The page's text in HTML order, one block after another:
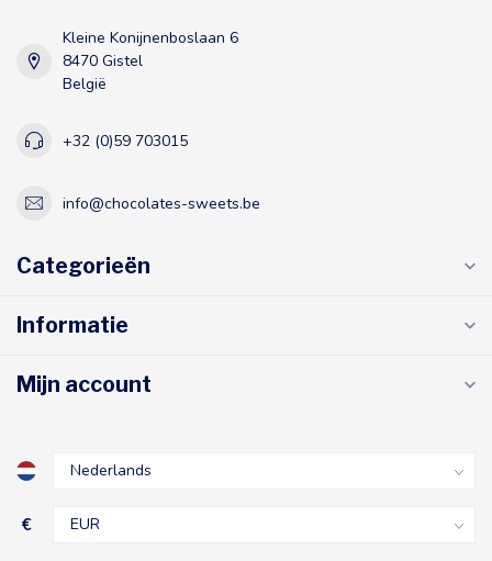
Kleine Konijnenboslaan 6
8470 Gistel
België
+32 (0)59 703015
info@chocolates-sweets.be
Categorieën
Informatie
Mijn account
€